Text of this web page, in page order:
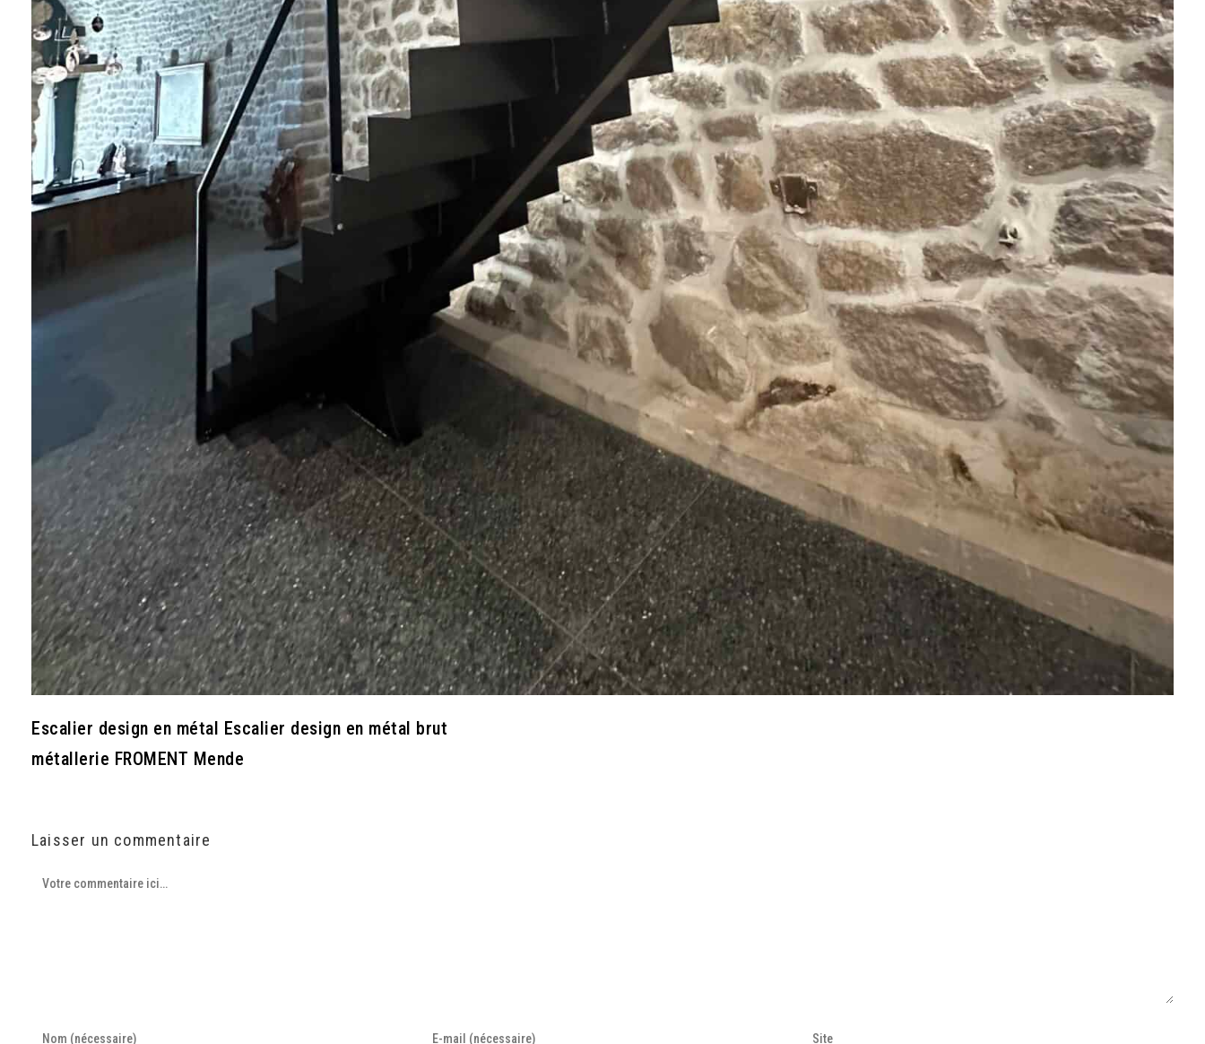
Escalier design en métal Escalier design en métal brut
métallerie FROMENT Mende
Laisser un commentaire